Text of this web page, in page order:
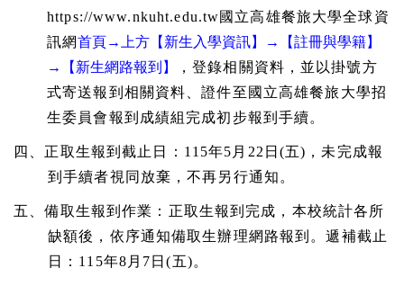
https://www.nkuht.edu.tw國立高雄餐旅大學全球資
訊網首頁→ 上方 【新生入學資訊】 →
【註冊與學籍】
→
【新生網路報到】
，登錄相關資料，並以掛號方
式寄送報到相關資料、證件至國立高雄餐旅大學招
生委員會報到成績組完成初步報到手續。
四、正取生報到截止日： 115年5 月 22 日 (五) ，未完成報
到手續者視同放棄，不再另行通知。
五、備取生報到作業：正取生報到完成，本校統計各所
缺額後，依序通知備取生辦理網路報到。遞補截止
日： 115年8 月 7 日(五)。